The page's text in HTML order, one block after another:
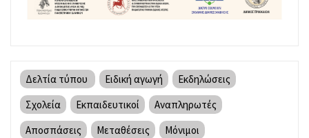
Δελτία τύπου Ειδική αγωγή
Εκδηλώσεις
Σχολεία
Εκπαιδευτικοί
Αναπληρωτές
Αποσπάσεις
Μεταθέσεις
Μόνιμοι